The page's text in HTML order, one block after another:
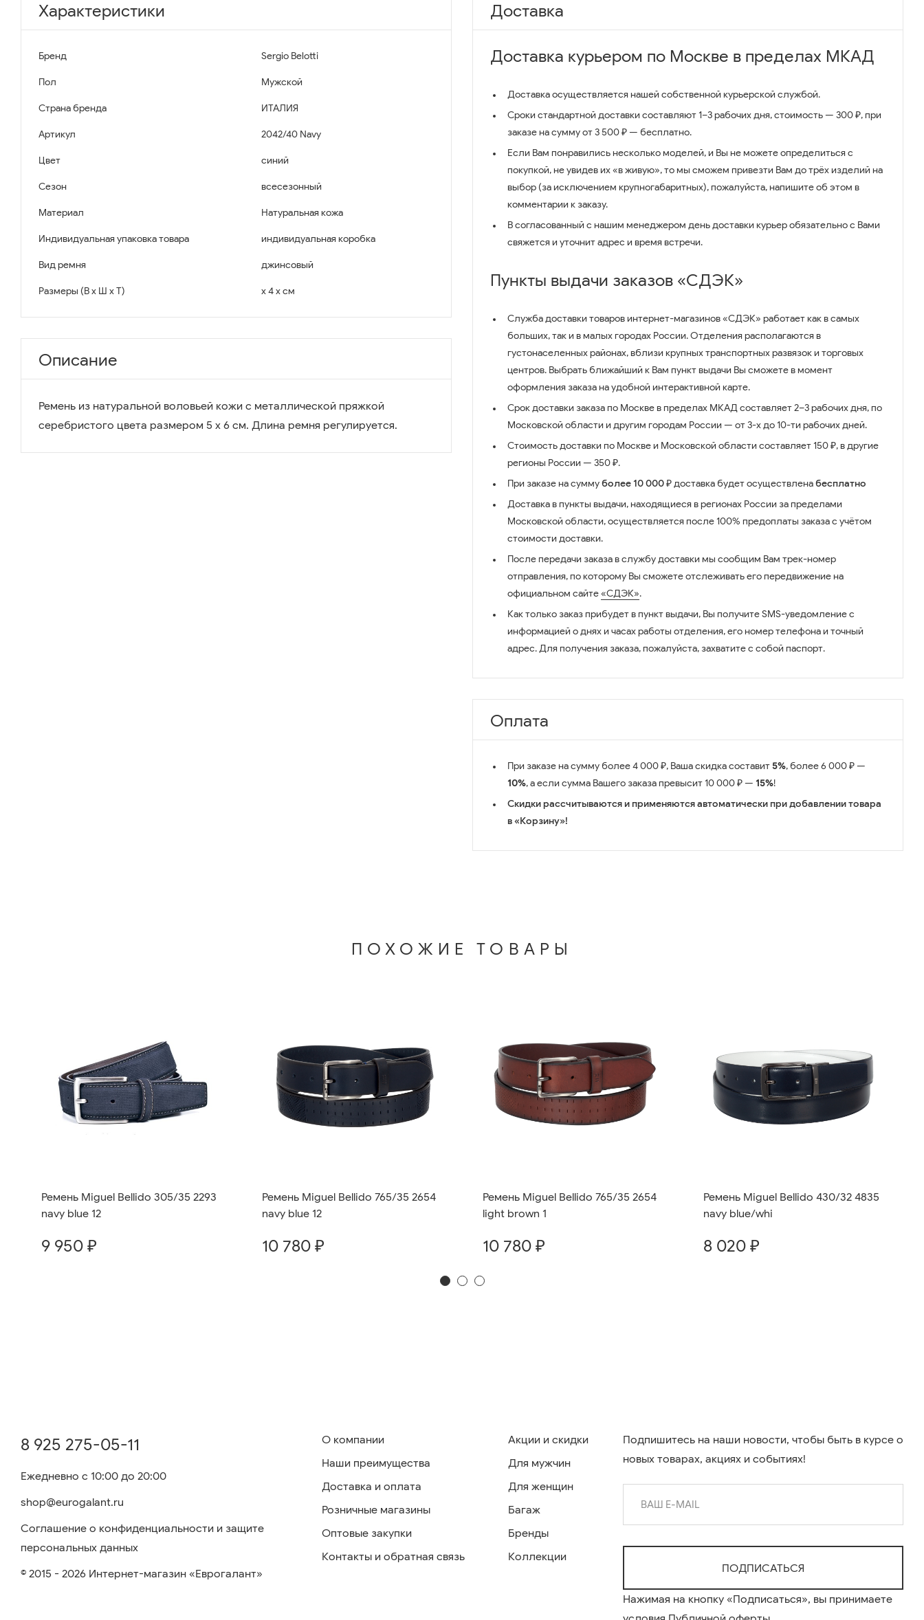
Характеристики
Бренд Sergio Belotti
Пол Мужской
Страна бренда ИТАЛИЯ
Артикул 2042/40 Navy
Цвет синий
Сезон всесезонный
Материал Натуральная кожа
Индивидуальная упаковка товара индивидуальная коробка
Вид ремня джинсовый
Размеры (В x Ш x Т) x 4 x см
Описание
Ремень из натуральной воловьей кожи с металлической пряжкой
серебристого цвета размером 5 х 6 см. Длина ремня регулируется.
Доставка
Доставка курьером по Москве в пределах МКАД
Доставка осуществляется нашей собственной курьерской службой.
Сроки стандартной доставки составляют 1–3 рабочих дня, стоимость — 300 ₽, при
заказе на сумму от 3 500 ₽ — бесплатно.
Если Вам понравились несколько моделей, и Вы не можете определиться с
покупкой, не увидев их «в живую», то мы сможем привезти Вам до трёх изделий на
выбор (за исключением крупногабаритных), пожалуйста, напишите об этом в
комментарии к заказу.
В согласованный с нашим менеджером день доставки курьер обязательно с Вами
свяжется и уточнит адрес и время встречи.
Пункты выдачи заказов «СДЭК»
Служба доставки товаров интернет-магазинов «СДЭК» работает как в самых
больших, так и в малых городах России. Отделения располагаются в
густонаселенных районах, вблизи крупных транспортных развязок и торговых
центров. Выбрать ближайший к Вам пункт выдачи Вы сможете в момент
оформления заказа на удобной интерактивной карте.
Срок доставки заказа по Москве в пределах МКАД составляет 2–3 рабочих дня, по
Московской области и другим городам России — от 3-х до 10-ти рабочих дней.
Стоимость доставки по Москве и Московской области составляет 150 ₽, в другие
регионы России — 350 ₽.
При заказе на суммуболее 10 000 ₽доставка будет осуществленабесплатно
Доставка в пункты выдачи, находящиеся в регионах России за пределами
Московской области, осуществляется после 100% предоплаты заказа с учётом
стоимости доставки.
После передачи заказа в службу доставки мы сообщим Вам трек-номер
отправления, по которому Вы сможете отслеживать его передвижение на
официальном сайте«СДЭК».
Как только заказ прибудет в пункт выдачи, Вы получите SMS-уведомление с
информацией о днях и часах работы отделения, его номер телефона и точный
адрес. Для получения заказа, пожалуйста, захватите с собой паспорт.
Оплата
При заказе на сумму более 4 000 ₽, Ваша скидка составит5%, более 6 000 ₽ —
10%, а если сумма Вашего заказа превысит 10 000 ₽ — 15%!
Скидки рассчитываются и применяются автоматически при добавлении товара
в «Корзину»!
ПОХОЖИЕ ТОВАРЫ
Ремень Miguel Bellido 305/35 2293
navy blue 12
9 950 ₽
Ремень Miguel Bellido 765/35 2654
navy blue 12
10 780 ₽
Ремень Miguel Bellido 765/35 2654
light brown 1
10 780 ₽
Ремень Miguel Bellido 430/32 4835
navy blue/whi
8 020 ₽
8 925 275-05-11
Ежедневно с 10:00 до 20:00
shop@eurogalant.ru
Соглашение о конфиденциальности и защите
персональных данных
© 2015 - 2026 Интернет-магазин «Еврогалант»
О компании
Наши преимущества
Доставка и оплата
Розничные магазины
Оптовые закупки
Контакты и обратная связь
Акции и скидки
Для мужчин
Для женщин
Багаж
Бренды
Коллекции
Подпишитесь на наши новости, чтобы быть в курсе о
новых товарах, акциях и событиях!
Нажимая на кнопку «Подписаться», вы принимаете